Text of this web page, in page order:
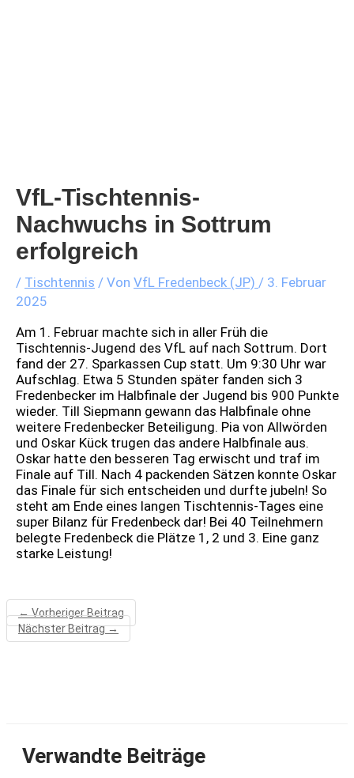
VfL-Tischtennis-
Nachwuchs in Sottrum
erfolgreich
/ Tischtennis / Von VfL Fredenbeck (JP) / 3. Februar
2025
Am 1. Februar machte sich in aller Früh die
Tischtennis-Jugend des VfL auf nach Sottrum. Dort
fand der 27. Sparkassen Cup statt. Um 9:30 Uhr war
Aufschlag. Etwa 5 Stunden später fanden sich 3
Fredenbecker im Halbfinale der Jugend bis 900 Punkte
wieder. Till Siepmann gewann das Halbfinale ohne
weitere Fredenbecker Beteiligung. Pia von Allwörden
und Oskar Kück trugen das andere Halbfinale aus.
Oskar hatte den besseren Tag erwischt und traf im
Finale auf Till. Nach 4 packenden Sätzen konnte Oskar
das Finale für sich entscheiden und durfte jubeln! So
steht am Ende eines langen Tischtennis-Tages eine
super Bilanz für Fredenbeck dar! Bei 40 Teilnehmern
belegte Fredenbeck die Plätze 1, 2 und 3. Eine ganz
starke Leistung!
←Vorheriger Beitrag
Nächster Beitrag→
Verwandte Beiträge